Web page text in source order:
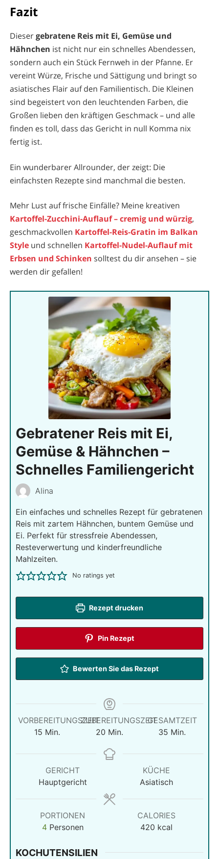
Fazit
Diesergebratene Reis mit Ei, Gemüse und
Hähnchen ist nicht nur ein schnelles Abendessen,
sondern auch ein Stück Fernweh in der Pfanne. Er
vereint Würze, Frische und Sättigung und bringt so
asiatisches Flair auf den Familientisch. Die Kleinen
sind begeistert von den leuchtenden Farben, die
Großen lieben den kräftigen Geschmack – und alle
finden es toll, dass das Gericht in null Komma nix
fertig ist.
Ein wunderbarer Allrounder, der zeigt: Die
einfachsten Rezepte sind manchmal die besten.
Mehr Lust auf frische Einfälle? Meine kreativen
Kartoffel-Zucchini-Auflauf – cremig und würzig,
geschmackvollen Kartoffel-Reis-Gratin im Balkan
Style und schnellen Kartoffel-Nudel-Auflauf mit
Erbsen und Schinken solltest du dir ansehen – sie
werden dir gefallen!
Gebratener Reis mit Ei,
Gemüse & Hähnchen –
Schnelles Familiengericht
Alina
Ein einfaches und schnelles Rezept für gebratenen
Reis mit zartem Hähnchen, buntem Gemüse und
Ei. Perfekt für stressfreie Abendessen,
Resteverwertung und kinderfreundliche
Mahlzeiten.
No ratings yet
Rezept drucken
Pin Rezept
Bewerten Sie das Rezept
VORBEREITUNGSZEIT
15Minuten
Min.
ZUBEREITUNGSZEIT
20 Minuten
Min.
GESAMTZEIT
35 Minuten
Min.
GERICHT
Hauptgericht
KÜCHE
Asiatisch
PORTIONEN
4 Personen
CALORIES
420 kcal
KOCHUTENSILIEN